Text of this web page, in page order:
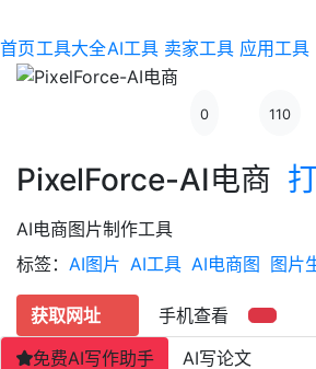
首页工具大全AI工具 卖家工具 应用工具
0 110
PixelForce-AI电商
AI电商图片制作工具
标签： AI图片 AI工具 AI电商图 图片
获取网址
手机查看
免费AI写作助手
AI写论文